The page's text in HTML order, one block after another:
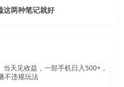
这两种笔记就好
当天见收益，一部手机日入500+，
不违规玩法